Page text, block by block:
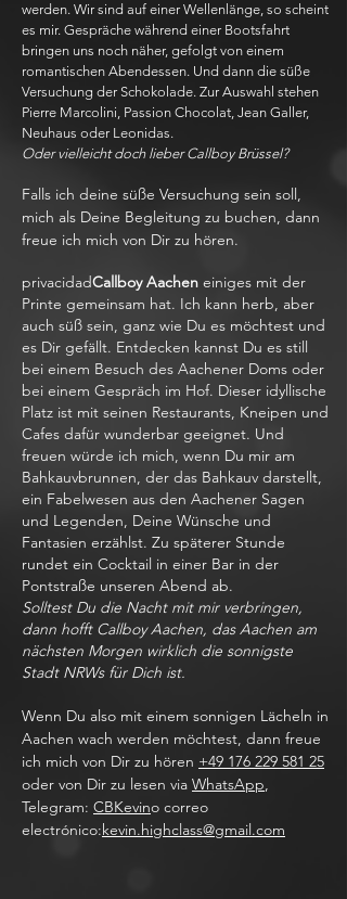
werden. Wir sind auf einer Wellenlänge, so scheint
es mir. Gespräche während einer Bootsfahrt
bringen uns noch näher, gefolgt von einem
romantischen Abendessen. Und dann die süße
Versuchung der Schokolade. Zur Auswahl stehen
Pierre Marcolini, Passion Chocolat, Jean Galler,
Neuhaus oder Leonidas.
Oder vielleicht doch lieber Callboy Brüssel?
Falls ich deine süße Versuchung sein soll,
mich als Deine Begleitung zu buchen, dann
freue ich mich von Dir zu hören.
privacidadCallboy Aachen einiges mit der
Printe gemeinsam hat. Ich kann herb, aber
auch süß sein, ganz wie Du es möchtest und
es Dir gefällt. Entdecken kannst Du es still
bei einem Besuch des Aachener Doms oder
bei einem Gespräch im Hof. Dieser idyllische
Platz ist mit seinen Restaurants, Kneipen und
Cafes dafür wunderbar geeignet. Und
freuen würde ich mich, wenn Du mir am
Bahkauvbrunnen, der das Bahkauv darstellt,
ein Fabelwesen aus den Aachener Sagen
und Legenden, Deine Wünsche und
Fantasien erzählst. Zu späterer Stunde
rundet ein Cocktail in einer Bar in der
Pontstraße unseren Abend ab.
Solltest Du die Nacht mit mir verbringen,
dann hofft Callboy Aachen, das Aachen am
nächsten Morgen wirklich die sonnigste
Stadt NRWs für Dich ist.
Wenn Du also mit einem sonnigen Lächeln in
Aachen wach werden möchtest, dann freue
ich mich von Dir zu hören +49 176 229 581 25
oder von Dir zu lesen via WhatsApp,
Telegram: CBKevino correo
electrónico:kevin.highclass@gmail.com